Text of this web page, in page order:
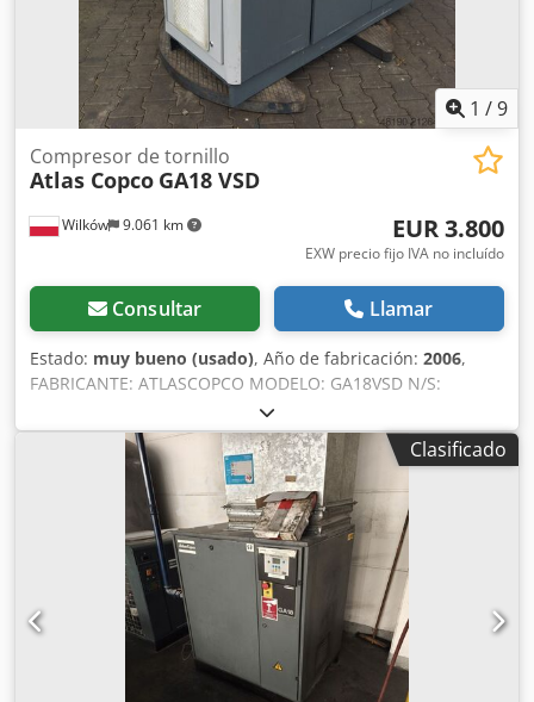
1 /9
Wilków 9.061 km
Compresor de tornillo
Atlas Copco GA18 VSD
EUR 3.800
EXW precio fijo IVA no incluído
Consultar Llamar
Estado: muy bueno (usado), Año de fabricación: 2006,
FABRICANTE: ATLASCOPCO MODELO: GA18VSD N/S:
API422436 AÑO: 2006 POTENCIA (kW): 18,5 Dcodpfx Ajyk Tk
Ascyjk CAUDAL (m3/min): 3,35 PRESIÓN (bar): 13
Clasificado